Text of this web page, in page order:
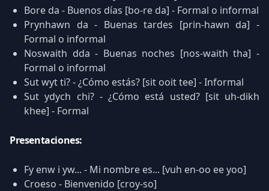
Bore da - Buenos días [bo-re da] - Formal o informal
Prynhawn da - Buenas tardes [prin-hawn da] -
Formal o informal
Noswaith dda - Buenas noches [nos-waith tha] -
Formal o informal
Sut wyt ti? - ¿Cómo estás? [sit ooit tee] - Informal
Sut ydych chi? - ¿Cómo está usted? [sit uh-dikh
khee] - Formal
Presentaciones:
Fy enw i yw... - Mi nombre es... [vuh en-oo ee yoo]
Croeso - Bienvenido [croy-so]